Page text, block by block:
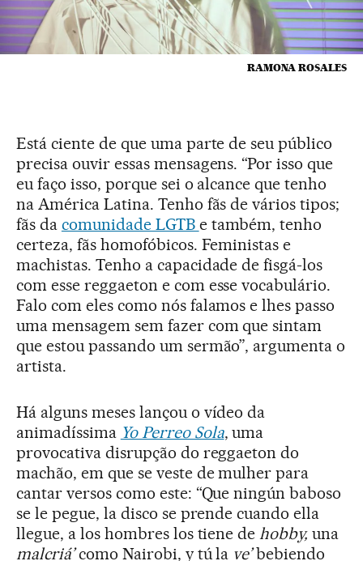
RAMONA ROSALES
Está ciente de que uma parte de seu público
precisa ouvir essas mensagens. “Por isso que
eu faço isso, porque sei o alcance que tenho
na América Latina. Tenho fãs de vários tipos;
fãs da comunidade LGTB e também, tenho
certeza, fãs homofóbicos. Feministas e
machistas. Tenho a capacidade de fisgá-los
com esse reggaeton e com esse vocabulário.
Falo com eles como nós falamos e lhes passo
uma mensagem sem fazer com que sintam
que estou passando um sermão”, argumenta o
artista.
Há alguns meses lançou o vídeo da
animadíssima Yo Perreo Sola, uma
provocativa disrupção do reggaeton do
machão, em que se veste de mulher para
cantar versos como este: “Que ningún baboso
se le pegue, la disco se prende cuando ella
llegue, a los hombres los tiene dehobby, una
malcriá’como Nairobi, y tú la ve’bebiendo